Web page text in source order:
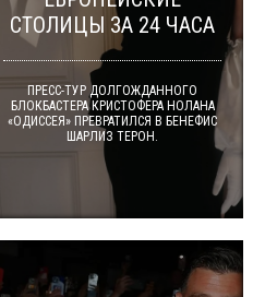
СТОЛИЦЫ ЗА 24 ЧАСА
ПРЕСС-ТУР ДОЛГОЖДАННОГО
БЛОКБАСТЕРА КРИСТОФЕРА НОЛАНА
«ОДИССЕЯ» ПРЕВРАТИЛСЯ В БЕНЕФИС
ШАРЛИЗ ТЕРОН.